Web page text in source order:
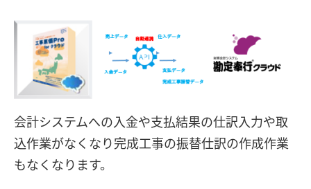
会計システムへの入金や支払結果の仕訳入力や取
込作業がなくなり完成工事の振替仕訳の作成作業
もなくなります。